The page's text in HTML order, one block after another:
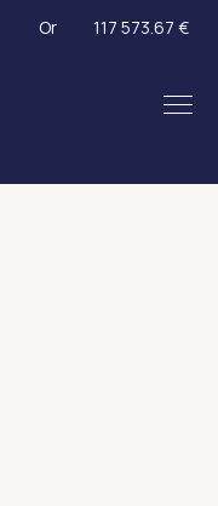
Or 117 573.67 €